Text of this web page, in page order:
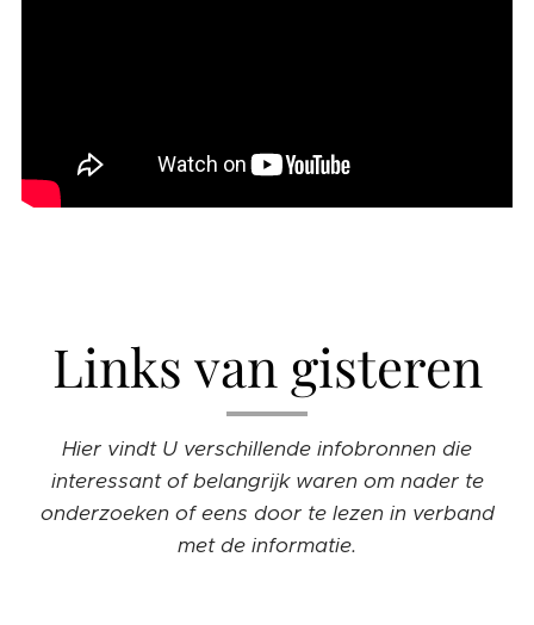
Links van gisteren
Hier vindt U verschillende infobronnen die
interessant of belangrijk waren om nader te
onderzoeken of eens door te lezen in verband
met de informatie.